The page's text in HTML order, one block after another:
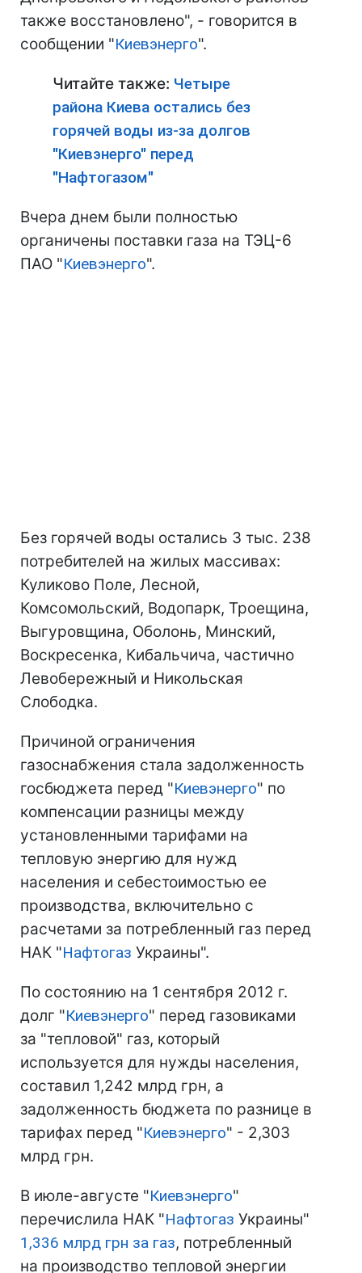
также восстановлено", - говорится в
сообщении "Киевэнерго".
Читайте также: Четыре
района Киева остались без
горячей воды из-за долгов
"Киевэнерго" перед
"Нафтогазом"
Вчера днем были полностью
органичены поставки газа на ТЭЦ-6
ПАО "Киевэнерго".
Без горячей воды остались 3 тыс. 238
потребителей на жилых массивах:
Куликово Поле, Лесной,
Комсомольский, Водопарк, Троещина,
Выгуровщина, Оболонь, Минский,
Воскресенка, Кибальчича, частично
Левобережный и Никольская
Слободка.
Причиной ограничения
газоснабжения стала задолженность
госбюджета перед "Киевэнерго" по
компенсации разницы между
установленными тарифами на
тепловую энергию для нужд
населения и себестоимостью ее
производства, включительно с
расчетами за потребленный газ перед
НАК "Нафтогаз Украины".
По состоянию на 1 сентября 2012 г.
долг "Киевэнерго" перед газовиками
за "тепловой" газ, который
используется для нужды населения,
составил 1,242 млрд грн, а
задолженность бюджета по разнице в
тарифах перед "Киевэнерго" - 2,303
млрд грн.
В июле-августе "Киевэнерго"
перечислила НАК "Нафтогаз Украины"
1,336 млрд грн за газ, потребленный
на производство тепловой энергии